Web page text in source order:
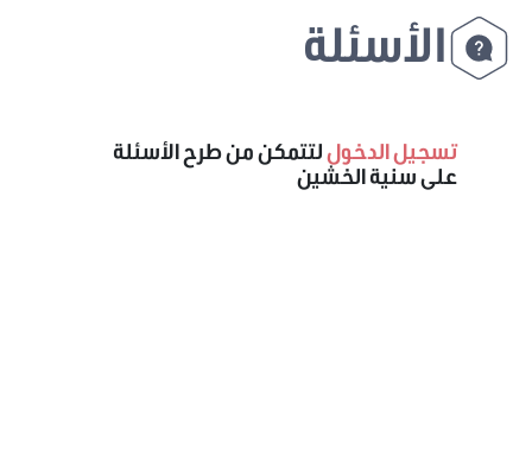
الأسئلة
تسجيل الدخوللتتمكن من طرح الأسئلة
على سنية الخشين